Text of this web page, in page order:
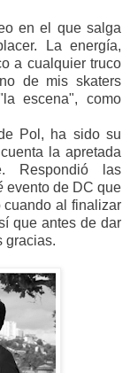
en el que salga
La energía,
a cualquier truco
de mis skaters
escena", como
Pol, ha sido su
la apretada
Respondió las
evento de DC que
cuando al finalizar
que antes de dar
gracias.